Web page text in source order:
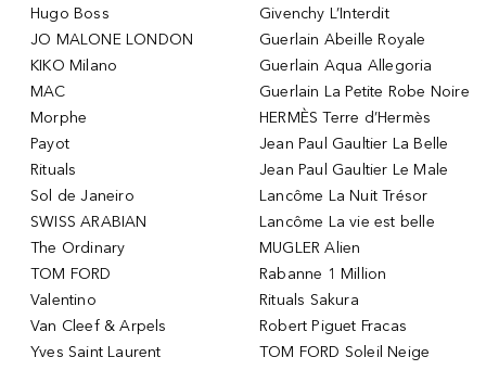
Hugo Boss
JO MALONE LONDON
KIKO Milano
MAC
Morphe
Payot
Rituals
Sol de Janeiro
SWISS ARABIAN
The Ordinary
TOM FORD
Valentino
Van Cleef & Arpels
Yves Saint Laurent
Givenchy L’Interdit
Guerlain Abeille Royale
Guerlain Aqua Allegoria
Guerlain La Petite Robe Noire
HERMÈS Terre d’Hermès
Jean Paul Gaultier La Belle
Jean Paul Gaultier Le Male
Lancôme La Nuit Trésor
Lancôme La vie est belle
MUGLER Alien
Rabanne 1 Million
Rituals Sakura
Robert Piguet Fracas
TOM FORD Soleil Neige